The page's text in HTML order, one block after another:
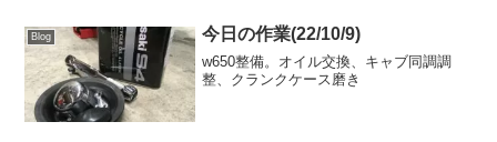
Blog 今日の作業(22/10/9)
w650整備。オイル交換、キャブ同調調
整、クランクケース磨き